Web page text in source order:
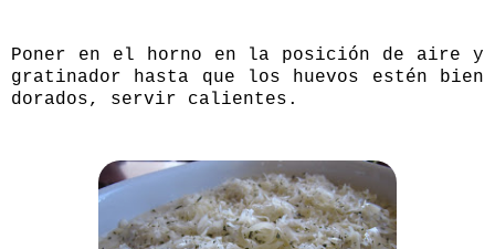
Poner en el horno en la posición de aire y
gratinador hasta que los huevos estén bien
dorados, servir calientes.